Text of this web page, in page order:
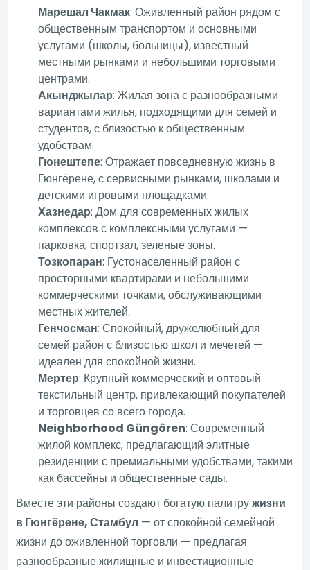
Марешал Чакмак: Оживленный район рядом с
общественным транспортом и основными
услугами (школы, больницы), известный
местными рынками и небольшими торговыми
центрами.
Акынджылар: Жилая зона с разнообразными
вариантами жилья, подходящими для семей и
студентов, с близостью к общественным
удобствам.
Гюнештепе: Отражает повседневную жизнь в
Гюнгёрене, с сервисными рынками, школами и
детскими игровыми площадками.
Хазнедар: Дом для современных жилых
комплексов с комплексными услугами —
парковка, спортзал, зеленые зоны.
Тозкопаран: Густонаселенный район с
просторными квартирами и небольшими
коммерческими точками, обслуживающими
местных жителей.
Генчосман: Спокойный, дружелюбный для
семей район с близостью школ и мечетей —
идеален для спокойной жизни.
Мертер: Крупный коммерческий и оптовый
текстильный центр, привлекающий покупателей
и торговцев со всего города.
Neighborhood Güngören: Современный
жилой комплекс, предлагающий элитные
резиденции с премиальными удобствами, такими
как бассейны и общественные сады.
Вместе эти районы создают богатую палитружизни
в Гюнгёрене, Стамбул — от спокойной семейной
жизни до оживленной торговли — предлагая
разнообразные жилищные и инвестиционные